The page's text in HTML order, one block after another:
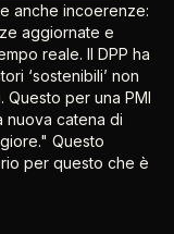
anche incoerenze:
aggiornate e
reale. Il DPP ha
‘sostenibili’ non
Questo per una PMI
nuova catena di
Questo
per questo che è